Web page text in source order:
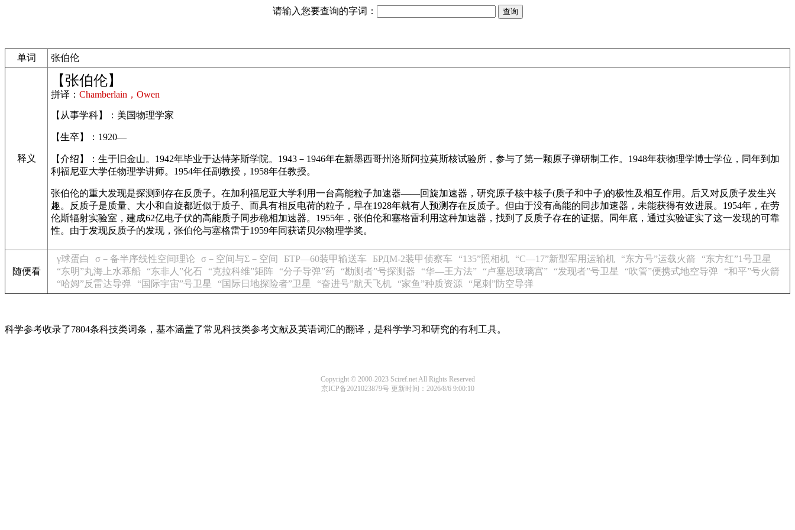
请输入您要查询的字词：
单词 张伯伦
释义
【张伯伦】
拼译： Chamberlain，Owen
【从事学科】：美国物理学家
【生卒】：1920—
【介绍】：生于旧金山。1942年毕业于达特茅斯学院。1943－1946年在新墨西哥州洛斯阿拉莫斯核试验所，参与了第一颗原子弹研制工作。1948年获物理学博士学位，同年到加
利福尼亚大学任物理学讲师。1954年任副教授，1958年任教授。
张伯伦的重大发现是探测到存在反质子。在加利福尼亚大学利用一台高能粒子加速器——回旋加速器，研究原子核中核子(质子和中子)的极性及相互作用。后又对反质子发生兴
趣。反质子是质量、大小和自旋都近似于质子、而具有相反电荷的粒子，早在1928年就有人预测存在反质子。但由于没有高能的同步加速器，未能获得有效进展。1954年，在劳
伦斯辐射实验室，建成62亿电子伏的高能质子同步稳相加速器。1955年，张伯伦和塞格雷利用这种加速器，找到了反质子存在的证据。同年底，通过实验证实了这一发现的可靠
性。由于发现反质子的发现，张伯伦与塞格雷于1959年同获诺贝尔物理学奖。
随便看
γ球蛋白 σ－备半序线性空间理论 σ－空间与Σ－空间 БTP—60装甲输送车 БРДМ-2装甲侦察车 “135”照相机 “C—17”新型军用运输机 “东方号”运载火箭
“东方红”1号卫星
“东明”丸海上水幕船
“东非人”化石 “克拉科维”矩阵 “分子导弹”药 “勘测者”号探测器 “华—王方法” “卢塞恩玻璃宫” “发现者”号卫星 “吹管”便携式地空导弹
“和平”号火箭
“哈姆”反雷达导弹
“国际宇宙”号卫星 “国际日地探险者”卫星 “奋进号”航天飞机 “家鱼”种质资源 “尾刺”防空导弹
科学参考收录了7804条科技类词条，基本涵盖了常见科技类参考文献及英语词汇的翻译，是科学学习和研究的有利工具。
Copyright © 2000-2023 Sciref.net All Rights Reserved
京ICP备2021023879号更新时间：2026/8/6 9:00:10